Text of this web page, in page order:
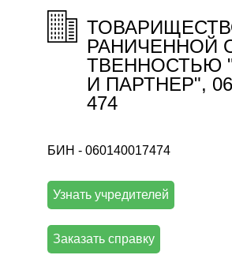
РАНИЧЕННОЙ
ТВЕННОСТЬЮ
И ПАРТНЕР",
474
БИН - 060140017474
Узнать учредителей
Заказать справку